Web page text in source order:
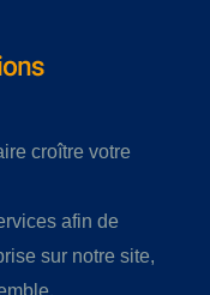
croître votre
afin de
sur notre site,